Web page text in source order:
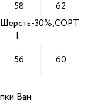
Вам
58 62
30%,СОРТ
56 60